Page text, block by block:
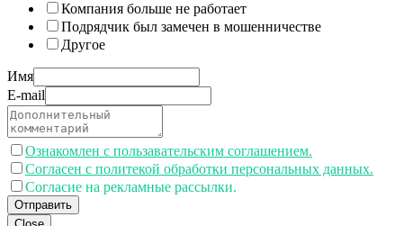
Компания больше не работает
Подрядчик был замечен в мошенничестве
Другое
Имя
E-mail
Ознакомлен с пользавательским соглашением.
Согласен с политекой обработки персональных данных.
Согласие на рекламные рассылки.
Отправить